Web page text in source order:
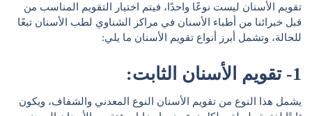
تقويم الأسنان ليست نوعًا واحدًا، فيتم اختيار التقويم المناسب من
قبل خبرائنا من أطباء الأسنان في مراكز الشناوي لطب الأسنان تبعًا
للحالة، وتشمل أبرز أنواع تقويم الأسنان ما يلي:
1- تقويم الأسنان الثابت:
يشمل هذا النوع من تقويم الأسنان النوع المعدني والشفاف، ويكون